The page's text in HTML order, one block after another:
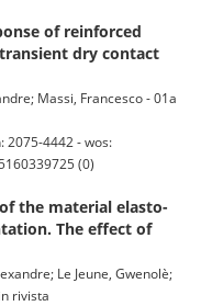
of reinforced
dry contact
Massi, Francesco - 01a
2075-4442 - wos:
(0)
the material elasto-
The effect of
Le Jeune, Gwenolè;
rivista